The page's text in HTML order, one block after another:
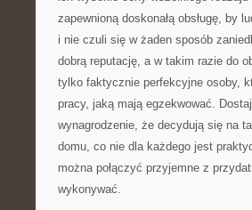
zapewnioną doskonałą obsługę, by
i nie czuli się w żaden sposób
dobrą reputację, a w takim razie do
tylko faktycznie perfekcyjne osoby,
pracy, jaką mają egzekwować.
wynagrodzenie, że decydują się na
domu, co nie dla każdego jest
można połączyć przyjemne z
wykonywać.